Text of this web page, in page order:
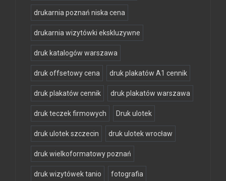
drukarnia poznań niska cena
drukarnia wizytówki ekskluzywne
druk katalogów warszawa
druk offsetowy cena druk plakatów A1 cennik
druk plakatów cennik druk plakatów warszawa
druk teczek firmowych Druk ulotek
druk ulotek szczecin druk ulotek wrocław
druk wielkoformatowy poznań
druk wizytówek tanio fotografia